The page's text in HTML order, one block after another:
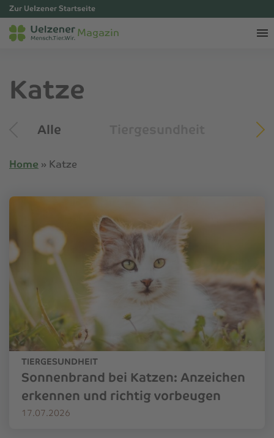
Zur Uelzener Startseite
Magazin
Katze
Alle
Home » Katze
TIERGESUNDHEIT
Sonnenbrand bei Katzen: Anzeichen
erkennen und richtig vorbeugen
17.07.2026